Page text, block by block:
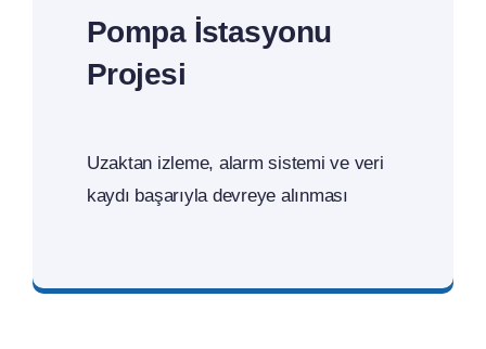
Pompa İstasyonu
Projesi
Uzaktan izleme, alarm sistemi ve veri
kaydı başarıyla devreye alınması